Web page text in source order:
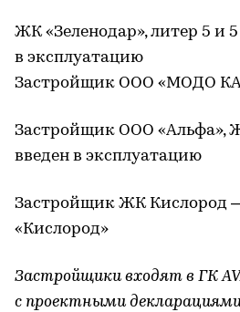
ЖК «Зеленодар», литер 5 и
в эксплуатацию
Застройщик ООО «МОДО
Застройщик ООО «Альфа»,
введен в эксплуатацию
Застройщик ЖК Кислород
«Кислород»
Застройщики входят в ГК
с проектными